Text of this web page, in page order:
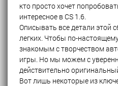
кто просто хочет
интересное в CS 1.6.
Описывать все детали этой
легких. Чтобы по-
знакомым с творчеством
игры. Но мы можем с
действительно
Вот лишь некоторые из